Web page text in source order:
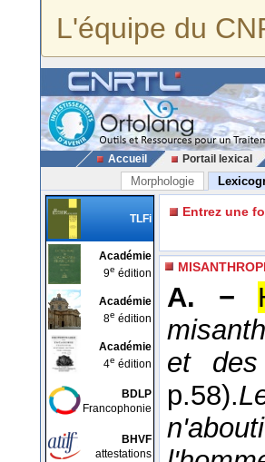
L'équipe du
Accueil Portail lexical
Morphologie
TLFi
Académie
9e édition
Académie
8e édition
Académie
4e édition
BDLP
Francophonie
BHVF
attestations
Entrez une
A. −
et des
p.58).